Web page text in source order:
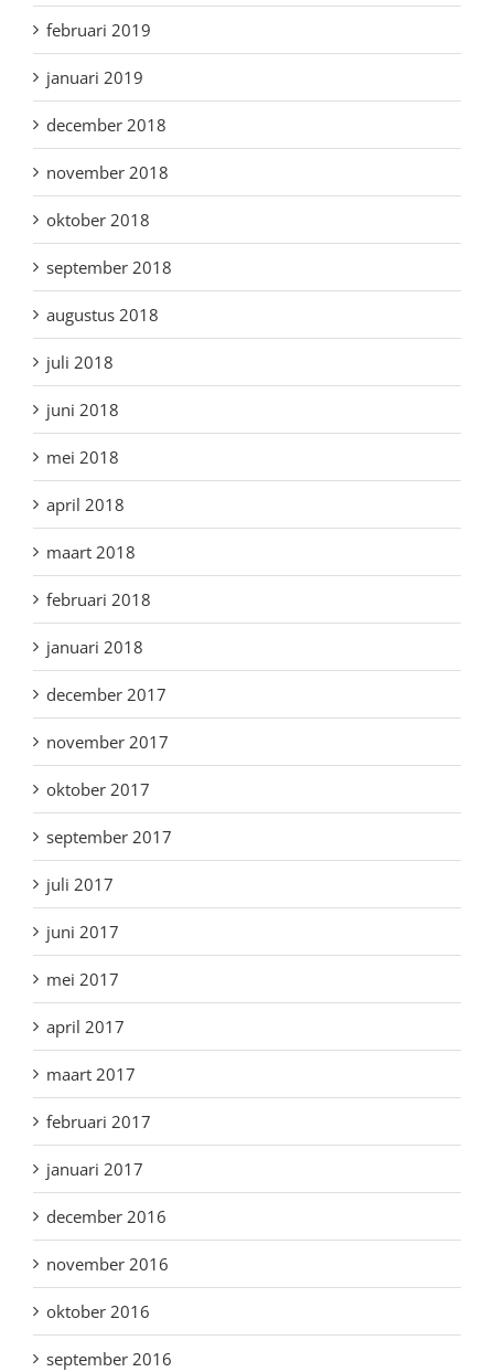
februari 2019
januari 2019
december 2018
november 2018
oktober 2018
september 2018
augustus 2018
juli 2018
juni 2018
mei 2018
april 2018
maart 2018
februari 2018
januari 2018
december 2017
november 2017
oktober 2017
september 2017
juli 2017
juni 2017
mei 2017
april 2017
maart 2017
februari 2017
januari 2017
december 2016
november 2016
oktober 2016
september 2016